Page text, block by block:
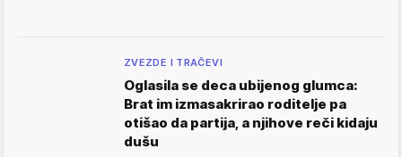
ZVEZDE I TRAČEVI
Oglasila se deca ubijenog glumca:
Brat im izmasakrirao roditelje pa
otišao da partija, a njihove reči kidaju
dušu